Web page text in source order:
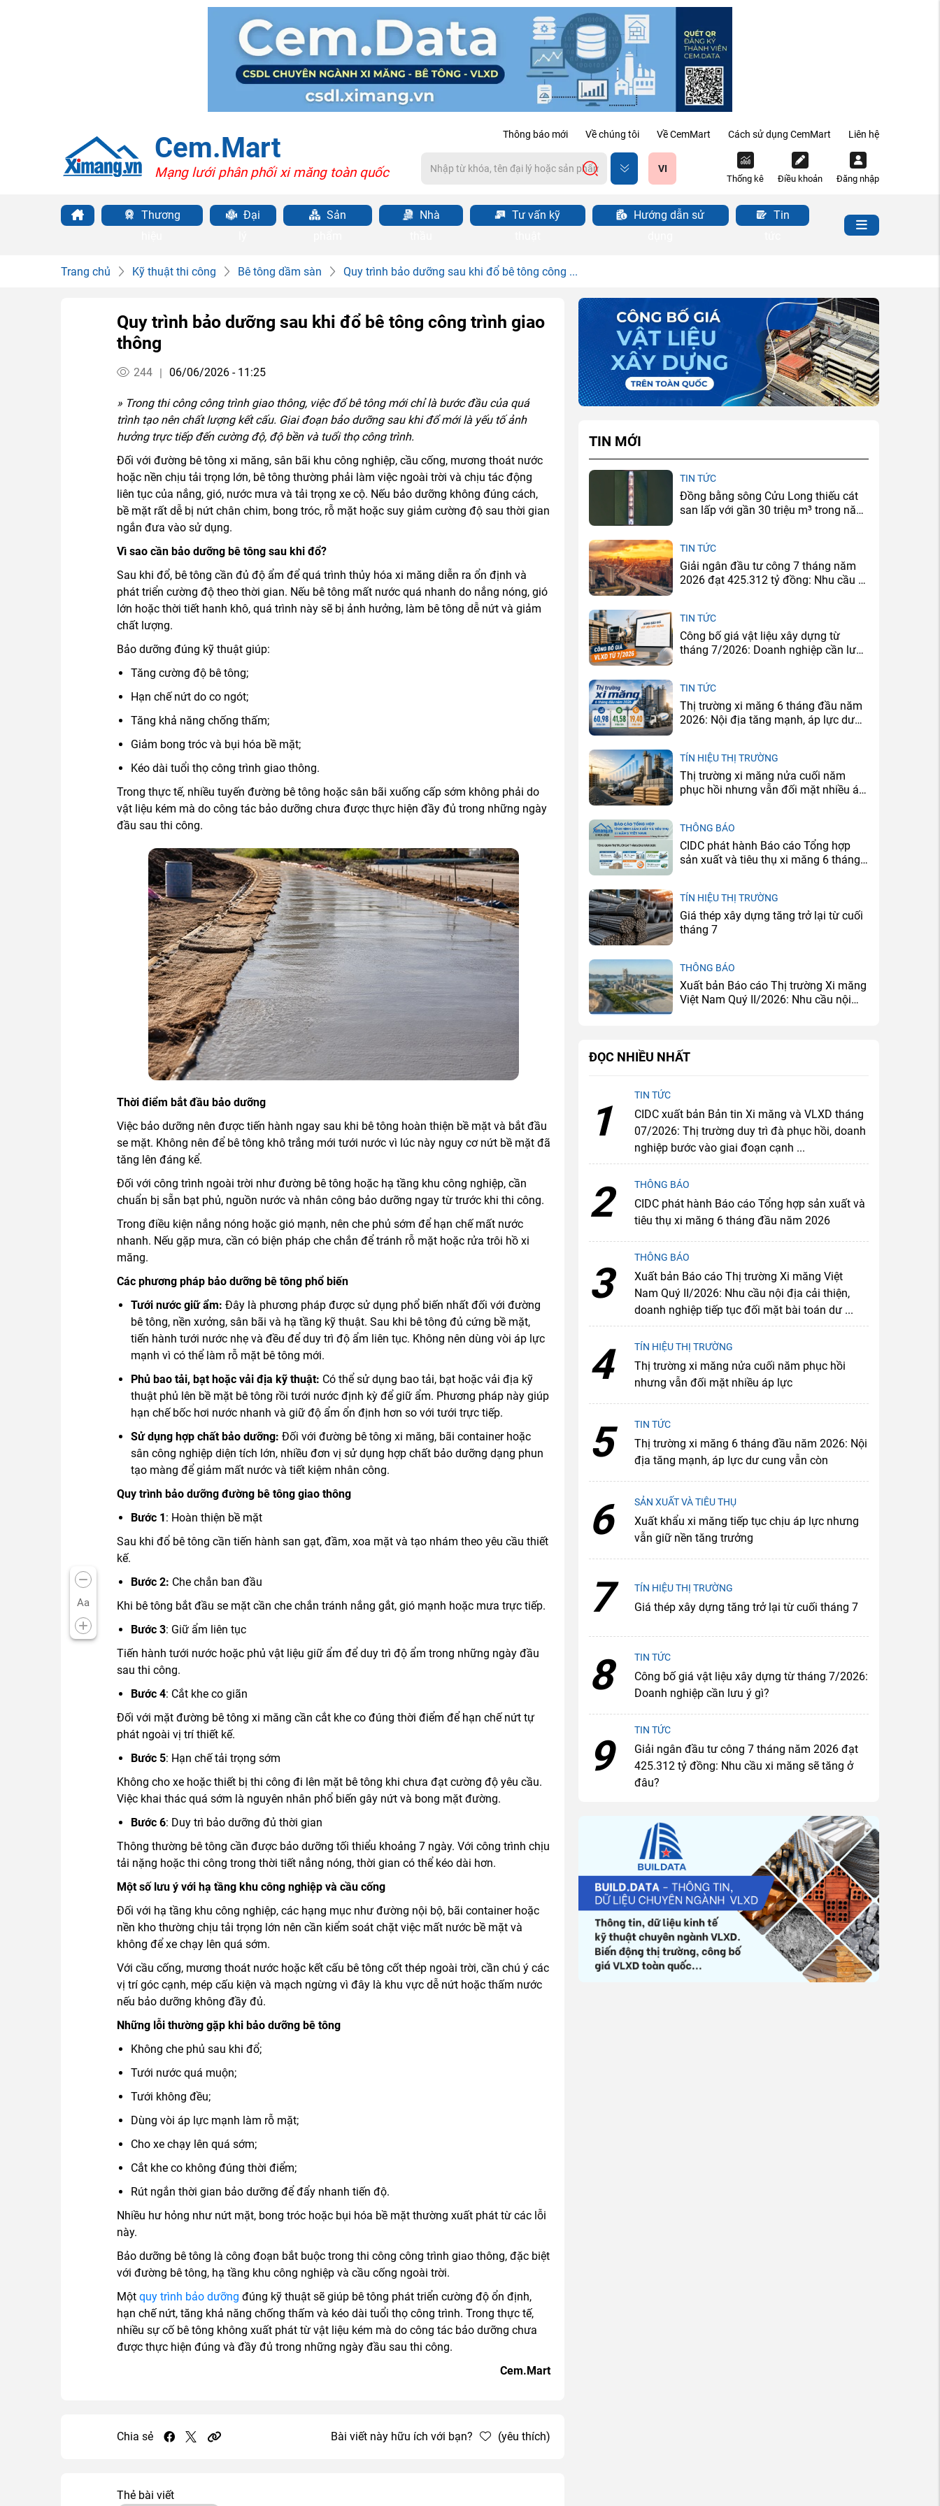
Thông báo mới Về chúng tôi Về CemMart Cách sử dụng CemMart Liên hệ
Cem.Mart
Mạng lưới phân phối xi măng toàn quốc VI
Thống kê Điều khoản Đăng nhập
Thương
Đại
Sản
Nhà
Tư vấn kỹ
Hướng dẫn sử
Tin
Trang chủ Kỹ thuật thi công Bê tông dầm sàn Quy trình bảo dưỡng sau khi đổ bê tông công ...
Aa
Quy trình bảo dưỡng sau khi đổ bê tông công trình giao
thông
244 | 06/06/2026 - 11:25
» Trong thi công công trình giao thông, việc đổ bê tông mới chỉ là bước đầu của quá
trình tạo nên chất lượng kết cấu. Giai đoạn bảo dưỡng sau khi đổ mới là yếu tố ảnh
hưởng trực tiếp đến cường độ, độ bền và tuổi thọ công trình.
Đối với đường bê tông xi măng, sân bãi khu công nghiệp, cầu cống, mương thoát nước
hoặc nền chịu tải trọng lớn, bê tông thường phải làm việc ngoài trời và chịu tác động
liên tục của nắng, gió, nước mưa và tải trọng xe cộ. Nếu bảo dưỡng không đúng cách,
bề mặt rất dễ bị nứt chân chim, bong tróc, rỗ mặt hoặc suy giảm cường độ sau thời gian
ngắn đưa vào sử dụng.
Vì sao cần bảo dưỡng bê tông sau khi đổ?
Sau khi đổ, bê tông cần đủ độ ẩm để quá trình thủy hóa xi măng diễn ra ổn định và
phát triển cường độ theo thời gian. Nếu bê tông mất nước quá nhanh do nắng nóng, gió
lớn hoặc thời tiết hanh khô, quá trình này sẽ bị ảnh hưởng, làm bê tông dễ nứt và giảm
chất lượng.
Bảo dưỡng đúng kỹ thuật giúp:
Tăng cường độ bê tông;
Hạn chế nứt do co ngót;
Tăng khả năng chống thấm;
Giảm bong tróc và bụi hóa bề mặt;
Kéo dài tuổi thọ công trình giao thông.
Trong thực tế, nhiều tuyến đường bê tông hoặc sân bãi xuống cấp sớm không phải do
vật liệu kém mà do công tác bảo dưỡng chưa được thực hiện đầy đủ trong những ngày
đầu sau thi công.
Thời điểm bắt đầu bảo dưỡng
Việc bảo dưỡng nên được tiến hành ngay sau khi bê tông hoàn thiện bề mặt và bắt đầu
se mặt. Không nên để bê tông khô trắng mới tưới nước vì lúc này nguy cơ nứt bề mặt đã
tăng lên đáng kể.
Đối với công trình ngoài trời như đường bê tông hoặc hạ tầng khu công nghiệp, cần
chuẩn bị sẵn bạt phủ, nguồn nước và nhân công bảo dưỡng ngay từ trước khi thi công.
Trong điều kiện nắng nóng hoặc gió mạnh, nên che phủ sớm để hạn chế mất nước
nhanh. Nếu gặp mưa, cần có biện pháp che chắn để tránh rỗ mặt hoặc rửa trôi hồ xi
măng.
Các phương pháp bảo dưỡng bê tông phổ biến
Tưới nước giữ ẩm: Đây là phương pháp được sử dụng phổ biến nhất đối với đường
bê tông, nền xưởng, sân bãi và hạ tầng kỹ thuật. Sau khi bê tông đủ cứng bề mặt,
tiến hành tưới nước nhẹ và đều để duy trì độ ẩm liên tục. Không nên dùng vòi áp lực
mạnh vì có thể làm rỗ mặt bê tông mới.
Phủ bao tải, bạt hoặc vải địa kỹ thuật: Có thể sử dụng bao tải, bạt hoặc vải địa kỹ
thuật phủ lên bề mặt bê tông rồi tưới nước định kỳ để giữ ẩm. Phương pháp này giúp
hạn chế bốc hơi nước nhanh và giữ độ ẩm ổn định hơn so với tưới trực tiếp.
Sử dụng hợp chất bảo dưỡng: Đối với đường bê tông xi măng, bãi container hoặc
sân công nghiệp diện tích lớn, nhiều đơn vị sử dụng hợp chất bảo dưỡng dạng phun
tạo màng để giảm mất nước và tiết kiệm nhân công.
Quy trình bảo dưỡng đường bê tông giao thông
Bước 1: Hoàn thiện bề mặt
Sau khi đổ bê tông cần tiến hành san gạt, đầm, xoa mặt và tạo nhám theo yêu cầu thiết
kế.
Bước 2: Che chắn ban đầu
Khi bê tông bắt đầu se mặt cần che chắn tránh nắng gắt, gió mạnh hoặc mưa trực tiếp.
Bước 3: Giữ ẩm liên tục
Tiến hành tưới nước hoặc phủ vật liệu giữ ẩm để duy trì độ ẩm trong những ngày đầu
sau thi công.
Bước 4: Cắt khe co giãn
Đối với mặt đường bê tông xi măng cần cắt khe co đúng thời điểm để hạn chế nứt tự
phát ngoài vị trí thiết kế.
Bước 5: Hạn chế tải trọng sớm
Không cho xe hoặc thiết bị thi công đi lên mặt bê tông khi chưa đạt cường độ yêu cầu.
Việc khai thác quá sớm là nguyên nhân phổ biến gây nứt và bong mặt đường.
Bước 6: Duy trì bảo dưỡng đủ thời gian
Thông thường bê tông cần được bảo dưỡng tối thiểu khoảng 7 ngày. Với công trình chịu
tải nặng hoặc thi công trong thời tiết nắng nóng, thời gian có thể kéo dài hơn.
Một số lưu ý với hạ tầng khu công nghiệp và cầu cống
Đối với hạ tầng khu công nghiệp, các hạng mục như đường nội bộ, bãi container hoặc
nền kho thường chịu tải trọng lớn nên cần kiểm soát chặt việc mất nước bề mặt và
không để xe chạy lên quá sớm.
Với cầu cống, mương thoát nước hoặc kết cấu bê tông cốt thép ngoài trời, cần chú ý các
vị trí góc cạnh, mép cấu kiện và mạch ngừng vì đây là khu vực dễ nứt hoặc thấm nước
nếu bảo dưỡng không đầy đủ.
Những lỗi thường gặp khi bảo dưỡng bê tông
Không che phủ sau khi đổ;
Tưới nước quá muộn;
Tưới không đều;
Dùng vòi áp lực mạnh làm rỗ mặt;
Cho xe chạy lên quá sớm;
Cắt khe co không đúng thời điểm;
Rút ngắn thời gian bảo dưỡng để đẩy nhanh tiến độ.
Nhiều hư hỏng như nứt mặt, bong tróc hoặc bụi hóa bề mặt thường xuất phát từ các lỗi
này.
Bảo dưỡng bê tông là công đoạn bắt buộc trong thi công công trình giao thông, đặc biệt
với đường bê tông, hạ tầng khu công nghiệp và cầu cống ngoài trời.
Một quy trình bảo dưỡng đúng kỹ thuật sẽ giúp bê tông phát triển cường độ ổn định,
hạn chế nứt, tăng khả năng chống thấm và kéo dài tuổi thọ công trình. Trong thực tế,
nhiều sự cố bê tông không xuất phát từ vật liệu kém mà do công tác bảo dưỡng chưa
được thực hiện đúng và đầy đủ trong những ngày đầu sau thi công.
Cem.Mart
Chia sẻ Bài viết này hữu ích với bạn? (yêu thích)
Thẻ bài viết
TIN MỚI
TIN TỨC
Đồng bằng sông Cửu Long thiếu cát
san lấp với gần 30 triệu m³ trong năm
TIN TỨC
Giải ngân đầu tư công 7 tháng năm
2026 đạt 425.312 tỷ đồng: Nhu cầu xi
TIN TỨC
Công bố giá vật liệu xây dựng từ
tháng 7/2026: Doanh nghiệp cần lưu
TIN TỨC
Thị trường xi măng 6 tháng đầu năm
2026: Nội địa tăng mạnh, áp lực dư
TÍN HIỆU THỊ TRƯỜNG
Thị trường xi măng nửa cuối năm
phục hồi nhưng vẫn đối mặt nhiều áp
THÔNG BÁO
CIDC phát hành Báo cáo Tổng hợp
sản xuất và tiêu thụ xi măng 6 tháng
TÍN HIỆU THỊ TRƯỜNG
Giá thép xây dựng tăng trở lại từ cuối
tháng 7
THÔNG BÁO
Xuất bản Báo cáo Thị trường Xi măng
Việt Nam Quý II/2026: Nhu cầu nội
ĐỌC NHIỀU NHẤT
1
TIN TỨC
CIDC xuất bản Bản tin Xi măng và VLXD tháng
07/2026: Thị trường duy trì đà phục hồi, doanh
nghiệp bước vào giai đoạn cạnh ...
2 THÔNG BÁO
CIDC phát hành Báo cáo Tổng hợp sản xuất và
tiêu thụ xi măng 6 tháng đầu năm 2026
3
THÔNG BÁO
Xuất bản Báo cáo Thị trường Xi măng Việt
Nam Quý II/2026: Nhu cầu nội địa cải thiện,
doanh nghiệp tiếp tục đối mặt bài toán dư ...
4 TÍN HIỆU THỊ TRƯỜNG
Thị trường xi măng nửa cuối năm phục hồi
nhưng vẫn đối mặt nhiều áp lực
5 TIN TỨC
Thị trường xi măng 6 tháng đầu năm 2026: Nội
địa tăng mạnh, áp lực dư cung vẫn còn
6 SẢN XUẤT VÀ TIÊU THỤ
Xuất khẩu xi măng tiếp tục chịu áp lực nhưng
vẫn giữ nền tăng trưởng
7 TÍN HIỆU THỊ TRƯỜNG
Giá thép xây dựng tăng trở lại từ cuối tháng 7
8 TIN TỨC
Công bố giá vật liệu xây dựng từ tháng 7/2026:
Doanh nghiệp cần lưu ý gì?
9
TIN TỨC
Giải ngân đầu tư công 7 tháng năm 2026 đạt
425.312 tỷ đồng: Nhu cầu xi măng sẽ tăng ở
đâu?